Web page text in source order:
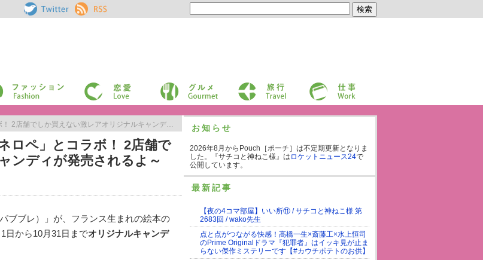
Pouch［ポー
チ］ on
RSS
ション 恋愛 グルメ 旅行 仕事
か買えない激レアオリジナルキャンディが発売されるよ～
ロペ」とコラボ！ 2店舗で
ンディが発売されるよ～
ブブレ）」が、フランス生まれの絵本の
日から10月31日までオリジナルキャンデ
お知らせ
2026年8月からPouch［ポーチ］は不定期更新となりま
した。『サチコと神ねこ様』は ロケットニュース24で
公開しています。
最新記事
【夜の4コマ部屋】いい所⑪ / サチコと神ねこ様 第
2683回 / wako先生
点と点がつながる快感！高橋一生×斎藤工×水上恒司
のPrime Originalドラマ『犯罪者』はイッキ見が止ま
らない傑作ミステリーです【#カウチポテトのお供】